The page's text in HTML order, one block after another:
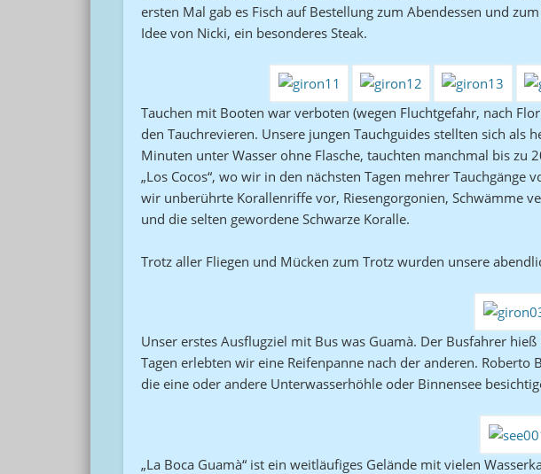
ersten Mal gab es Fisch auf Bestellung zum Abendessen und
Idee von Nicki, ein besonderes Steak.
Tauchen mit Booten war verboten (wegen Fluchtgefahr, nach
den Tauchrevieren. Unsere jungen Tauchguides stellten sich als
Minuten unter Wasser ohne Flasche, tauchten manchmal bis zu
„Los Cocos“, wo wir in den nächsten Tagen mehrer
wir unberührte Korallenriffe vor, Riesengorgonien, Schwämme
und die selten gewordene Schwarze Koralle.
Trotz aller Fliegen und Mücken zum Trotz wurden unsere
Unser erstes Ausflugziel mit Bus was Guamà. Der Busfahrer
Tagen erlebten wir eine Reifenpanne nach der anderen.
die eine oder andere Unterwasserhöhle oder Binnensee
„La Boca Guamà“ ist ein weitläufiges Gelände mit vielen